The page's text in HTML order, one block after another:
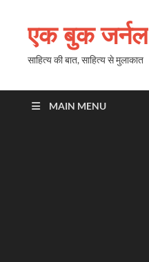
एक बुक जर्नल
साहित्य की बात, साहित्य से मुलाकात
MAIN MENU